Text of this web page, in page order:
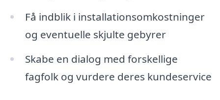
Få indblik i installationsomkostninger
og eventuelle skjulte gebyrer
Skabe en dialog med forskellige
fagfolk og vurdere deres kundeservice